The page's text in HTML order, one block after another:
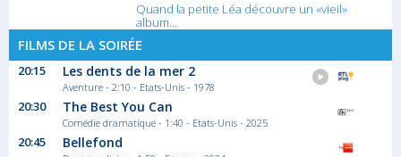
Quand la petite Léa découvre un «vieil»
album...
23:30
Camping Paradis
FILMS DE LA SOIRÉE
20:15 Les dents de la mer 2
Aventure - 2:10 - Etats-Unis - 1978
20:30 The Best You Can
Comédie dramatique - 1:40 - Etats-Unis - 2025
20:45 Bellefond